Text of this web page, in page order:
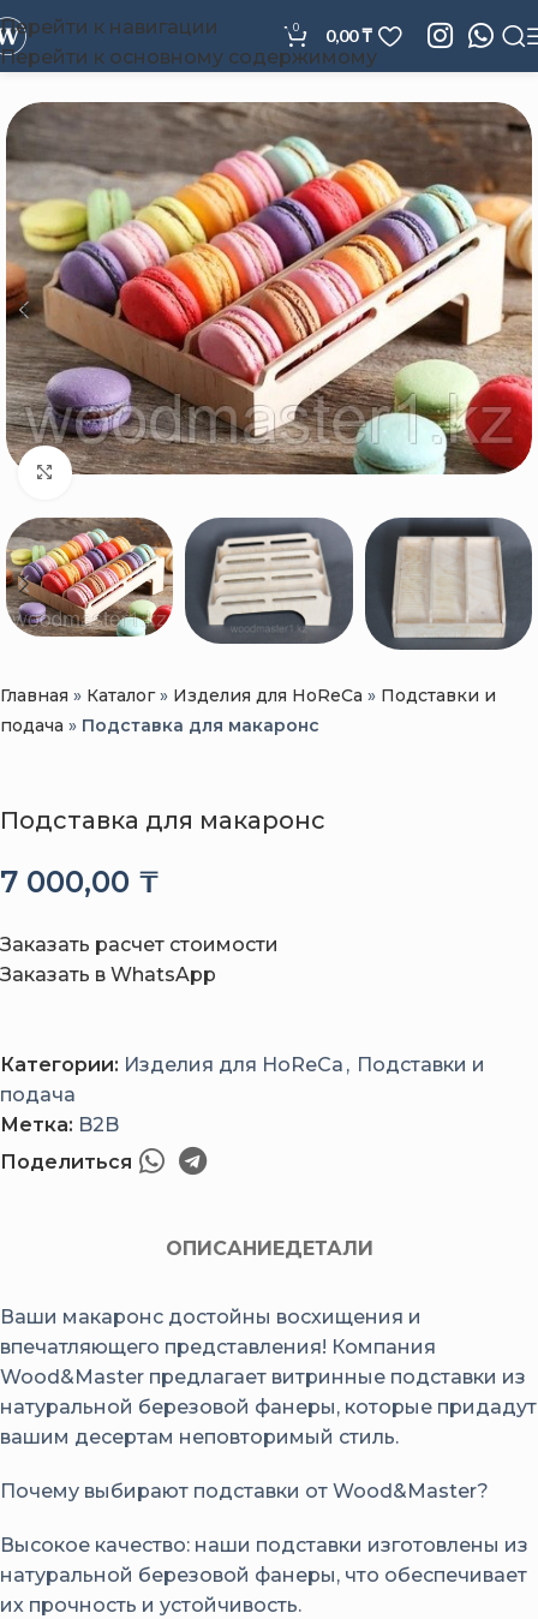
Перейти к навигации
Перейти к основному содержимому
0 0,00₸
Нажмите, чтобы увеличить
Главная » Каталог» Изделия для HoReCa » Подставки и
подача » Подставка для макаронс
Подставка для макаронс
7 000,00 ₸
Заказать расчет стоимости
Заказать в WhatsApp
Категории: Изделия для HoReCa , Подставки и
подача
Метка: B2B
Поделиться
ОПИСАНИЕДЕТАЛИ
Ваши макаронс достойны восхищения и
впечатляющего представления! Компания
Wood&Master предлагает витринные подставки из
натуральной березовой фанеры, которые придадут
вашим десертам неповторимый стиль.
Почему выбирают подставки от Wood&Master?
Высокое качество: наши подставки изготовлены из
натуральной березовой фанеры, что обеспечивает
их прочность и устойчивость.